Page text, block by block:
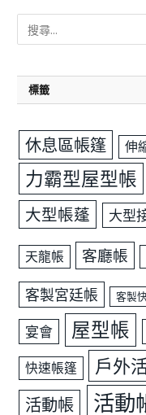
標籤
休息區帳篷 伸
力霸型屋型帳
大型帳蓬 大型
天龍帳 客廳帳
客製宮廷帳 客製
宴會 屋型帳
快速帳篷 戶外
活動帳 活動